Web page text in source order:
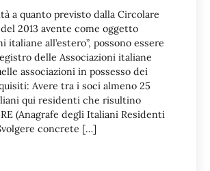
a quanto previsto dalla Circolare
2013 avente come oggetto
italiane all’estero”, possono essere
delle Associazioni italiane
associazioni in possesso dei
Avere tra i soci almeno 25
qui residenti che risultino
(Anagrafe degli Italiani Residenti
concrete […]